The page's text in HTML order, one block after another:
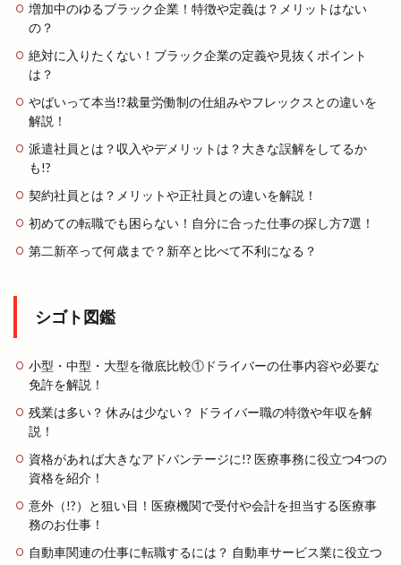
増加中のゆるブラック企業！特徴や定義は？メリットはない
の？
絶対に入りたくない！ブラック企業の定義や見抜くポイント
は？
やばいって本当!?裁量労働制の仕組みやフレックスとの違いを
解説！
派遣社員とは？収入やデメリットは？大きな誤解をしてるか
も!?
契約社員とは？メリットや正社員との違いを解説！
初めての転職でも困らない！自分に合った仕事の探し方7選！
第二新卒って何歳まで？新卒と比べて不利になる？
シゴト図鑑
小型・中型・大型を徹底比較①ドライバーの仕事内容や必要な
免許を解説！
残業は多い？ 休みは少ない？ ドライバー職の特徴や年収を解
説！
資格があれば大きなアドバンテージに!? 医療事務に役立つ4つの
資格を紹介！
意外（!?）と狙い目！医療機関で受付や会計を担当する医療事
務のお仕事！
自動車関連の仕事に転職するには？ 自動車サービス業に役立つ